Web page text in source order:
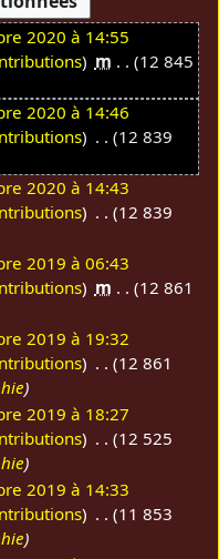
2020 à 14:55
m
12 845
2020 à 14:46
12 839
2020 à 14:43
12 839
2019 à 06:43
m
12 861
2019 à 19:32
12 861
2019 à 18:27
12 525
2019 à 14:33
11 853